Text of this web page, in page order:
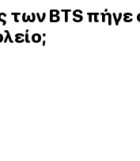
των BTS πήγε